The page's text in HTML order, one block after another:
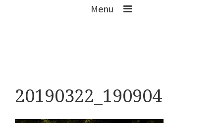
Menu
20190322_190904